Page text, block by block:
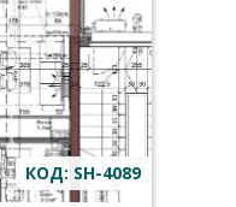
КОД: SH-4089